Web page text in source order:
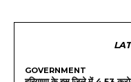
GOVERNMENT